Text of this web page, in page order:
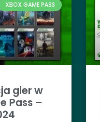
XBOX GAME PASS
gier w
Pass –